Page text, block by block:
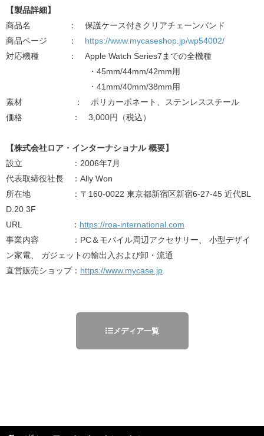
【製品詳細】
商品名 ： 保護ケース付きクリアチェーンバンド
商品ページ ： https://www.mycaseshop.jp/wp54002/
対応機種 ： Apple Watch Series7までの全機種
・45mm/44mm/42mm用
・41mm/40mm/38mm用
素材 ： ポリカーボネート、ステンレススチール
価格 ： 3,000円（税込）
【株式会社ロア・インターナショナル 概要】
設立 ：2006年7月
代表取締役社長 ：Ally Won
所在地 ：〒160-0022 東京都新宿区新宿6-27-45 近代BL
D.20 3F
URL ： https://roa-international.com
事業内容 ：PC＆モバイル周辺アクセサリー、 小型デザイ
ン家電、 ガジェットの輸出入および卸・流通
直営販売ショップ： https://www.mycase.jp
メディア一覧